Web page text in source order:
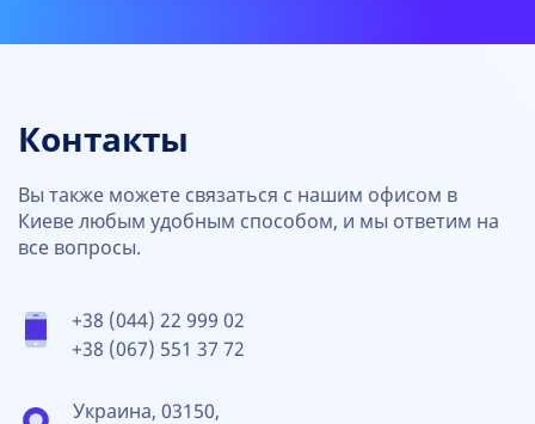
Контакты
Вы также можете связаться с нашим офисом в
Киеве любым удобным способом, и мы ответим на
все вопросы.
+38 (044) 22 999 02
+38 (067) 551 37 72
Украина, 03150,